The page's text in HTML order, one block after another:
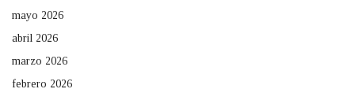
mayo 2026
abril 2026
marzo 2026
febrero 2026